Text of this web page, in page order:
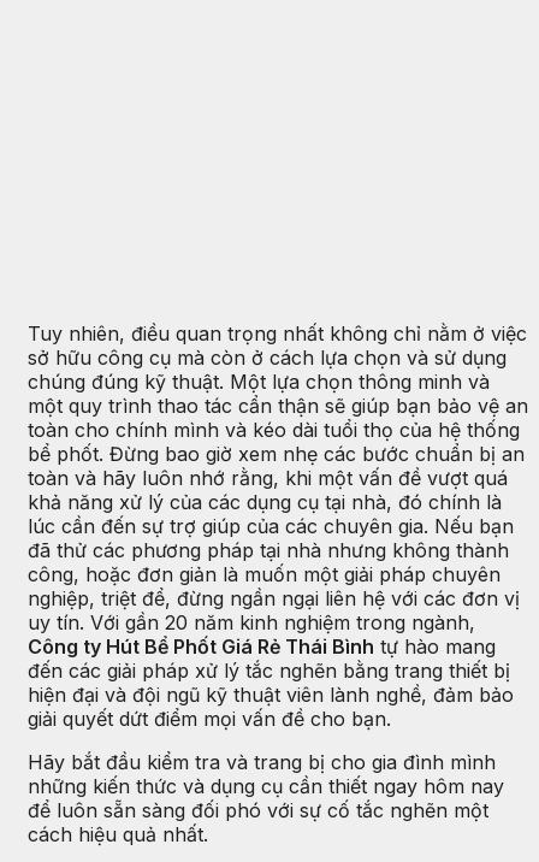
Tuy nhiên, điều quan trọng nhất không chỉ nằm ở việc
sở hữu công cụ mà còn ở cách lựa chọn và sử dụng
chúng đúng kỹ thuật. Một lựa chọn thông minh và
một quy trình thao tác cẩn thận sẽ giúp bạn bảo vệ an
toàn cho chính mình và kéo dài tuổi thọ của hệ thống
bể phốt. Đừng bao giờ xem nhẹ các bước chuẩn bị an
toàn và hãy luôn nhớ rằng, khi một vấn đề vượt quá
khả năng xử lý của các dụng cụ tại nhà, đó chính là
lúc cần đến sự trợ giúp của các chuyên gia. Nếu bạn
đã thử các phương pháp tại nhà nhưng không thành
công, hoặc đơn giản là muốn một giải pháp chuyên
nghiệp, triệt để, đừng ngần ngại liên hệ với các đơn vị
uy tín. Với gần 20 năm kinh nghiệm trong ngành,
Công ty Hút Bể Phốt Giá Rẻ Thái Bình tự hào mang
đến các giải pháp xử lý tắc nghẽn bằng trang thiết bị
hiện đại và đội ngũ kỹ thuật viên lành nghề, đảm bảo
giải quyết dứt điểm mọi vấn đề cho bạn.
Hãy bắt đầu kiểm tra và trang bị cho gia đình mình
những kiến thức và dụng cụ cần thiết ngay hôm nay
để luôn sẵn sàng đối phó với sự cố tắc nghẽn một
cách hiệu quả nhất.